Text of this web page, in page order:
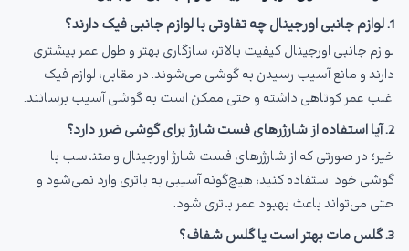
1. لوازم جانبی اورجینال چه تفاوتی با لوازم جانبی فیک دارند؟
لوازم جانبی اورجینال کیفیت بالاتر، سازگاری بهتر و طول عمر بیشتری
دارند و مانع آسیب رسیدن به گوشی می‌شوند. در مقابل، لوازم فیک
اغلب عمر کوتاهی داشته و حتی ممکن است به گوشی آسیب برسانند.
2. آیا استفاده از شارژرهای فست شارژ برای گوشی ضرر دارد؟
خیر؛ در صورتی که از شارژرهای فست شارژ اورجینال و متناسب با
گوشی خود استفاده کنید، هیچ‌گونه آسیبی به باتری وارد نمی‌شود و
حتی می‌تواند باعث بهبود عمر باتری شود.
3. گلس مات بهتر است یا گلس شفاف؟